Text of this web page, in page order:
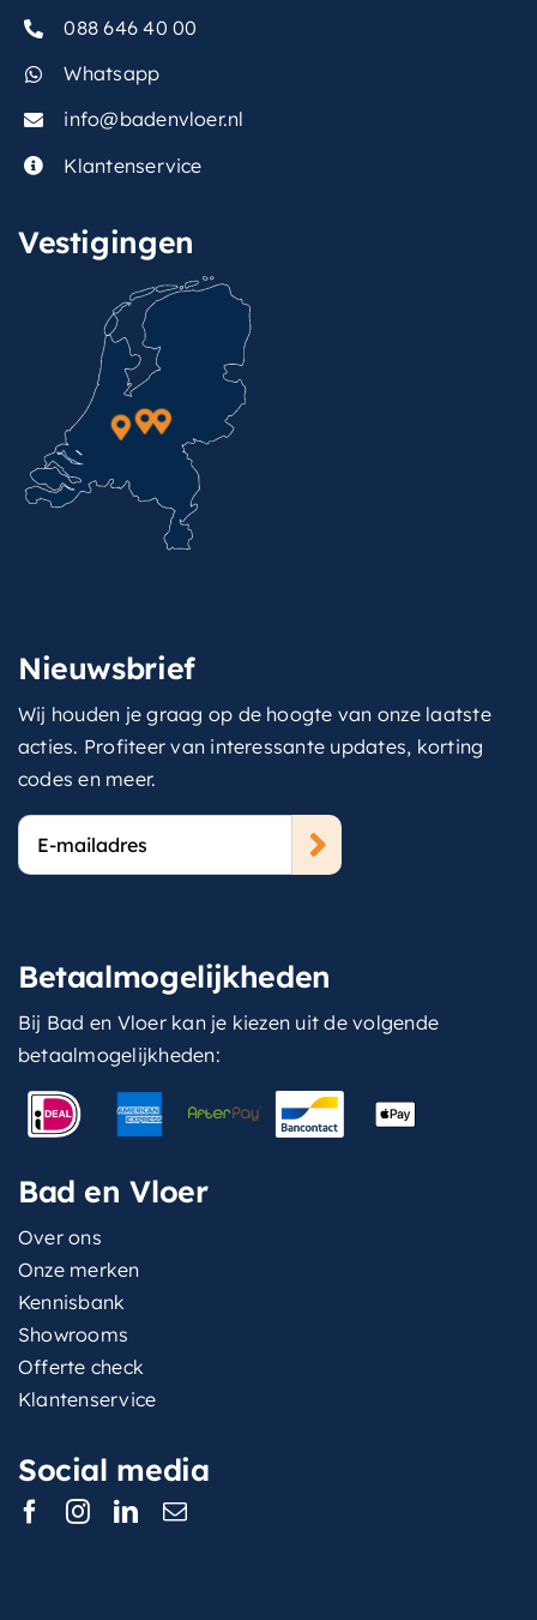
088 646 40 00
Whatsapp
info@badenvloer.nl
Klantenservice
Vestigingen
Nieuwsbrief
Wij houden je graag op de hoogte van onze laatste
acties. Profiteer van interessante updates, korting
codes en meer.
E-
mailadres
Betaalmogelijkheden
Bij Bad en Vloer kan je kiezen uit de volgende
betaalmogelijkheden:
Bad en Vloer
Over ons
Onze merken
Kennisbank
Showrooms
Offerte check
Klantenservice
Social media